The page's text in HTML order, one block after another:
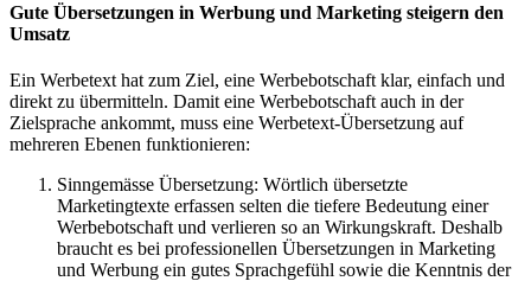
Gute Übersetzungen in Werbung und Marketing steigern den
Umsatz
Ein Werbetext hat zum Ziel, eine Werbebotschaft klar, einfach und
direkt zu übermitteln. Damit eine Werbebotschaft auch in der
Zielsprache ankommt, muss eine Werbetext-Übersetzung auf
mehreren Ebenen funktionieren:
Sinngemässe Übersetzung: Wörtlich übersetzte
Marketingtexte erfassen selten die tiefere Bedeutung einer
Werbebotschaft und verlieren so an Wirkungskraft. Deshalb
braucht es bei professionellen Übersetzungen in Marketing
und Werbung ein gutes Sprachgefühl sowie die Kenntnis der